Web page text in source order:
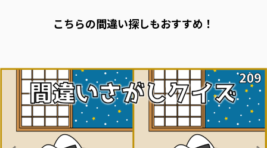
こちらの間違い探しもおすすめ！